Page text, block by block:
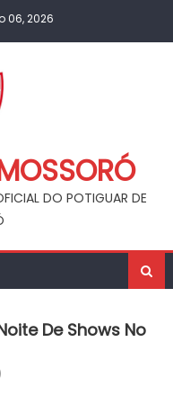
06, 2026
DO POTIGUAR DE
De Shows No